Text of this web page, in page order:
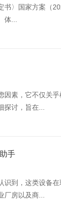
书〉国家方案（
...
素，它不仅关
讨，旨在...
手
到，这类设备
房以及商...